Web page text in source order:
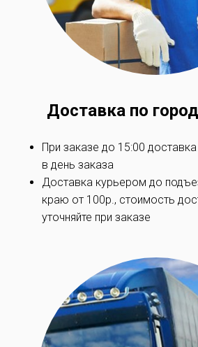
Доставка по
При заказе до 15:00
в день заказа
Доставка курьером до
краю от 100р., стоимость
уточняйте при заказe